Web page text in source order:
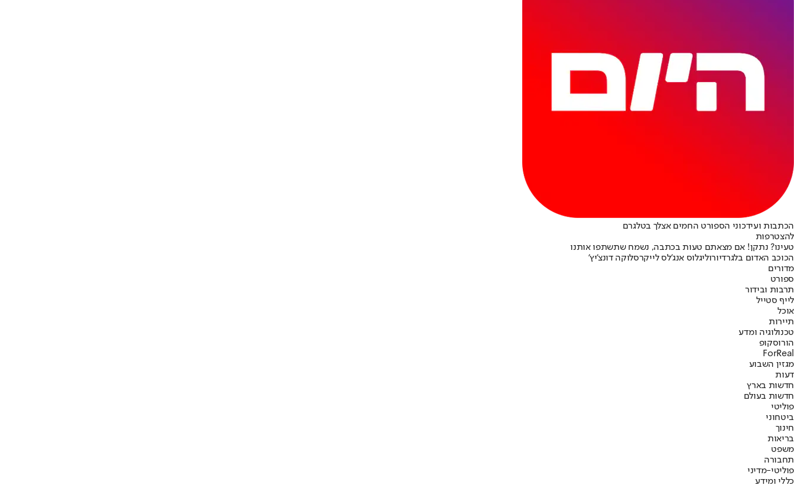
הכתבות ועידכוני הספורט החמים אצלך בטלגרם
להצטרפות
טעינו? נתקן! אם מצאתם טעות בכתבה, נשמח שתשתפו אותנו
הכוכב האדום בלגרדיורוליגלוס אנג'לס לייקרסלוקה דונצ'יץ'
מדורים
ספורט
תרבות ובידור
לייף סטייל
אוכל
תיירות
טכנולוגיה ומדע
הורוסקופ
ForReal
מגזין השבוע
דעות
חדשות בארץ
חדשות בעולם
פוליטי
ביטחוני
חינוך
בריאות
משפט
תחבורה
פוליטי-מדיני
כללי ומידע